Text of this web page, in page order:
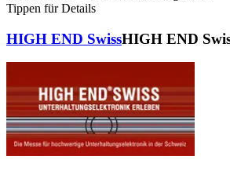
Tippen für Details
HIGH END SwissHIGH END